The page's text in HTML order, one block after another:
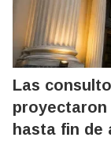
Las
proyectaron
hasta fin de